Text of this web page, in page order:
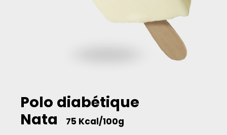
Polo diabétique
Nata
75 Kcal/100g